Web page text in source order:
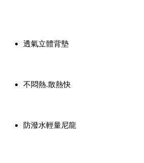
透氣立體背墊
不悶熱.散熱快
防潑水輕量尼龍